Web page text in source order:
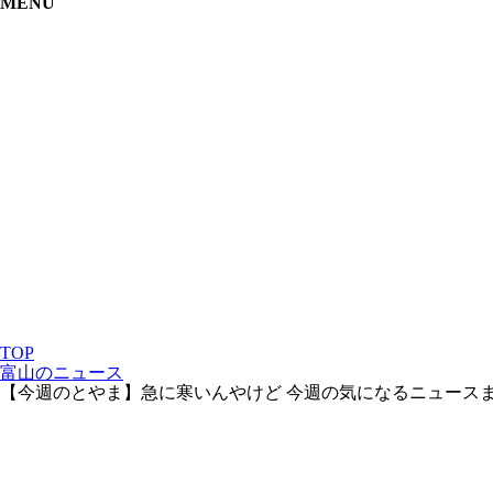
TOP
富山のニュース
【今週のとやま】急に寒いんやけど 今週の気になるニュース